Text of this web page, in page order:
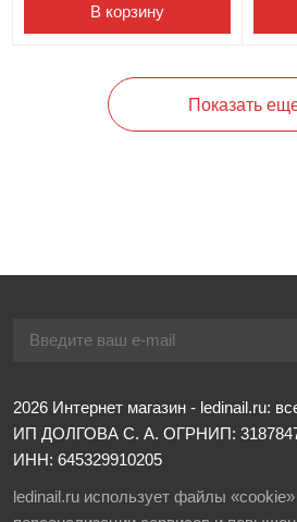
В корзину
Показать
2026 Интернет магазин - ledinail.ru:
ИП ДОЛГОВА С. А. ОГРНИП:
ИНН: 645329910205
ledinail.ru использует файлы